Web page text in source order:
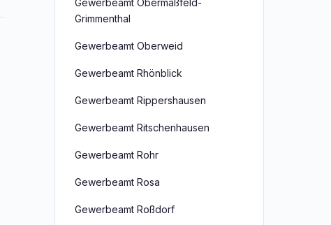
Gewerbeamt Obermaßfeld-
Grimmenthal
Gewerbeamt Oberweid
Gewerbeamt Rhönblick
Gewerbeamt Rippershausen
Gewerbeamt Ritschenhausen
Gewerbeamt Rohr
Gewerbeamt Rosa
Gewerbeamt Roßdorf